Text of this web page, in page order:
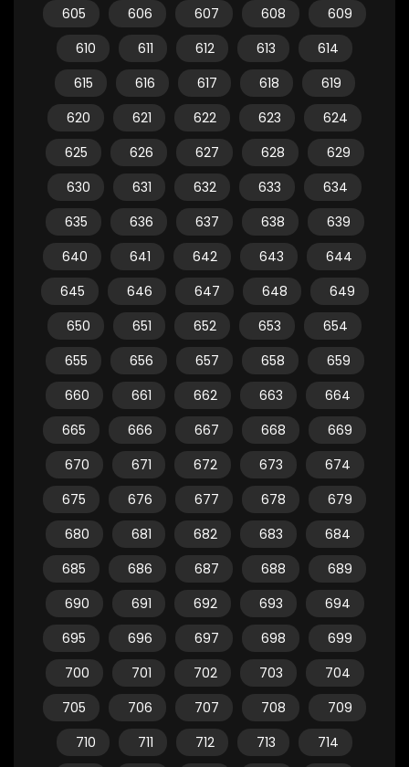
605
606 607 608
609
610
611 612 613
614
615
616 617 618
619
620
621 622 623
624
625
626 627 628
629
630
631 632 633
634
635
636 637 638
639
640
641 642 643
644
645
646 647 648
649
650
651 652 653
654
655
656 657 658
659
660
661 662 663
664
665
666 667 668
669
670
671 672 673
674
675
676 677 678
679
680
681 682 683
684
685
686 687 688
689
690
691 692 693
694
695
696 697 698
699
700
701 702 703
704
705
706 707 708
709
710
711 712 713
714